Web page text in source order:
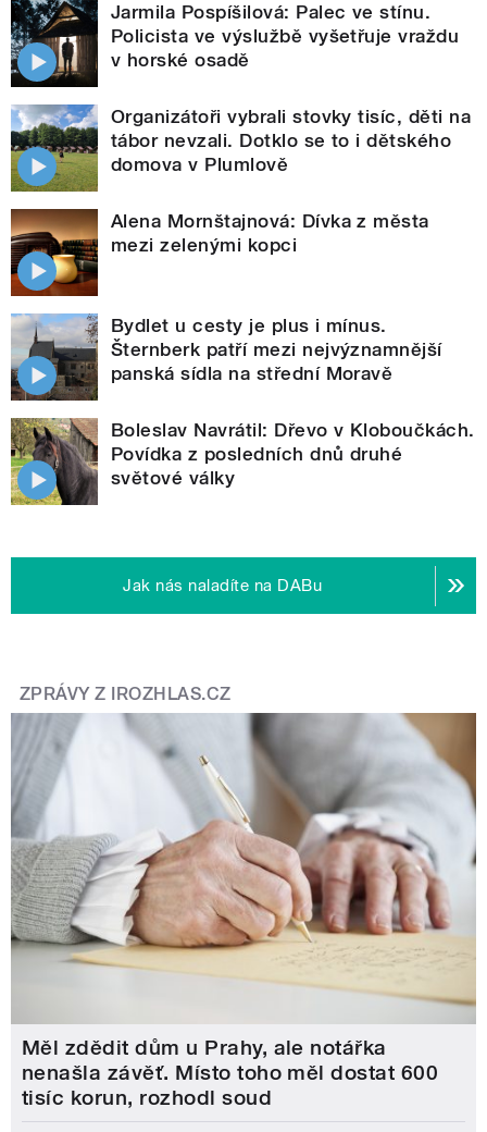
Jarmila Pospíšilová: Palec ve stínu.
Policista ve výslužbě vyšetřuje vraždu
v horské osadě
Organizátoři vybrali stovky tisíc, děti na
tábor nevzali. Dotklo se to i dětského
domova v Plumlově
Alena Mornštajnová: Dívka z města
mezi zelenými kopci
Bydlet u cesty je plus i mínus.
Šternberk patří mezi nejvýznamnější
panská sídla na střední Moravě
Boleslav Navrátil: Dřevo v Kloboučkách.
Povídka z posledních dnů druhé
světové války
Jak nás naladíte na DABu
ZPRÁVY Z IROZHLAS.CZ
Měl zdědit dům u Prahy, ale notářka
nenašla závěť. Místo toho měl dostat 600
tisíc korun, rozhodl soud